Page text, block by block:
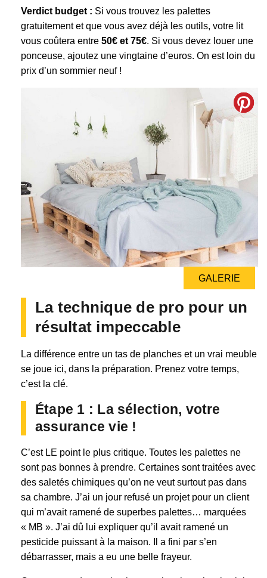
Verdict budget : Si vous trouvez les palettes
gratuitement et que vous avez déjà les outils, votre lit
vous coûtera entre 50€ et 75€. Si vous devez louer une
ponceuse, ajoutez une vingtaine d’euros. On est loin du
prix d’un sommier neuf !
GALERIE
GALERIE
La technique de pro pour un
résultat impeccable
La différence entre un tas de planches et un vrai meuble
se joue ici, dans la préparation. Prenez votre temps,
c’est la clé.
Étape 1 : La sélection, votre
assurance vie !
C’est LE point le plus critique. Toutes les palettes ne
sont pas bonnes à prendre. Certaines sont traitées avec
des saletés chimiques qu’on ne veut surtout pas dans
sa chambre. J’ai un jour refusé un projet pour un client
qui m’avait ramené de superbes palettes… marquées
« MB ». J’ai dû lui expliquer qu’il avait ramené un
pesticide puissant à la maison. Il a fini par s’en
débarrasser, mais a eu une belle frayeur.